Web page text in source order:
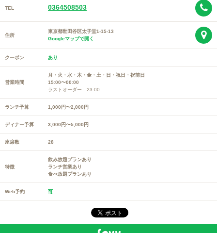
TEL 0364508503
住所
東京都世田谷区太子堂1-15-13
Googleマップで開く
クーポン あり
営業時間
月・火・水・木・金・土・日・祝日・祝前日
15:00〜00:00
ラストオーダー 23:00
ランチ予算 1,000円〜2,000円
ディナー予算 3,000円〜5,000円
座席数 28
特徴
飲み放題プランあり
ランチ営業あり
食べ放題プランあり
Web予約 可